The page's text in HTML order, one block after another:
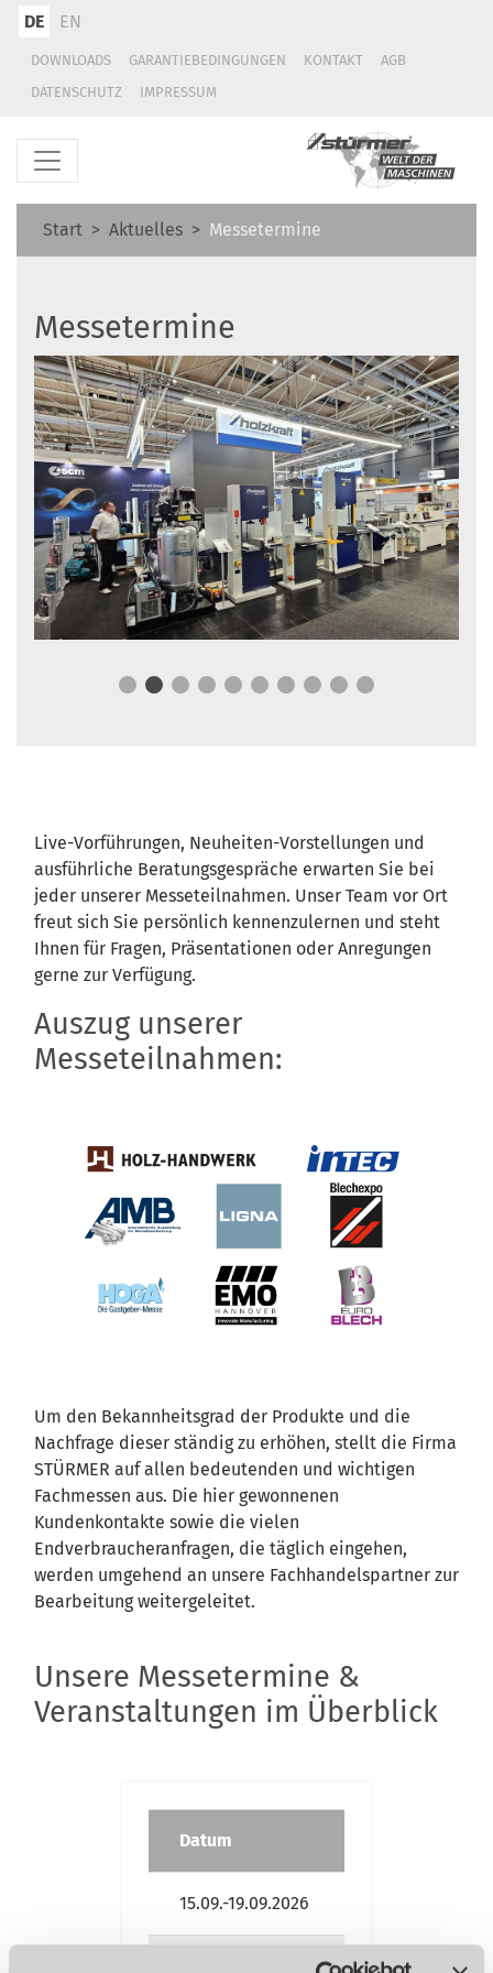
DE EN
DOWNLOADS GARANTIEBEDINGUNGEN KONTAKT
AGB
DATENSCHUTZ
IMPRESSUM
Start Aktuelles Messetermine
Messetermine
Live-Vorführungen, Neuheiten-Vorstellungen und
ausführliche Beratungsgespräche erwarten Sie bei
jeder unserer Messeteilnahmen. Unser Team vor Ort
freut sich Sie persönlich kennenzulernen und steht
Ihnen für Fragen, Präsentationen oder Anregungen
gerne zur Verfügung.
Auszug unserer
Messeteilnahmen:
Um den Bekannheitsgrad der Produkte und die
Nachfrage dieser ständig zu erhöhen, stellt die Firma
STÜRMER auf allen bedeutenden und wichtigen
Fachmessen aus. Die hier gewonnenen
Kundenkontakte sowie die vielen
Endverbraucheranfragen, die täglich eingehen,
werden umgehend an unsere Fachhandelspartner zur
Bearbeitung weitergeleitet.
Unsere Messetermine &
Veranstaltungen im Überblick
Datum
15.09.-19.09.2026
EuroBLECH